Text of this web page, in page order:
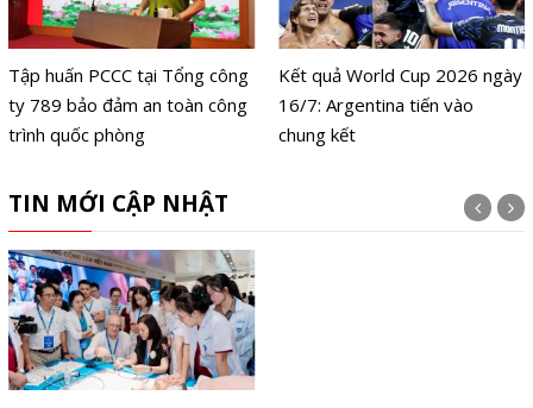
Tập huấn PCCC tại Tổng công
ty 789 bảo đảm an toàn công
trình quốc phòng
Kết quả World Cup 2026 ngày
16/7: Argentina tiến vào
chung kết
TIN MỚI CẬP NHẬT